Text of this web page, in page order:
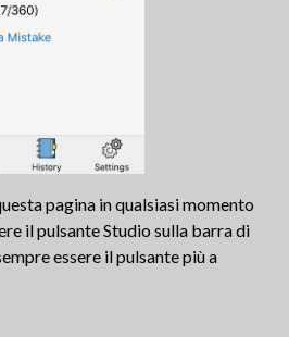
pagina in qualsiasi momento
il pulsante Studio sulla barra di
essere il pulsante più a